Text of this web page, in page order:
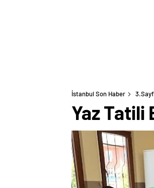
İstanbul Son Haber
Yaz Tatili